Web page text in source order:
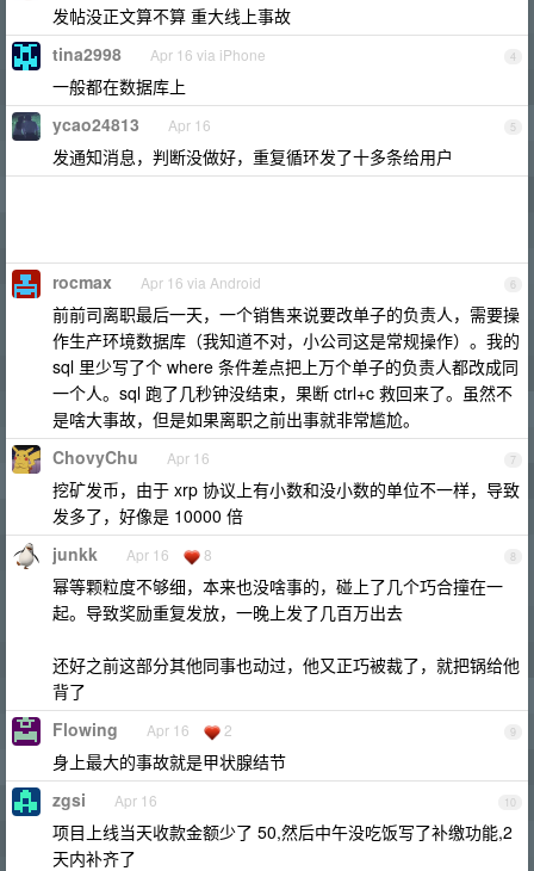
发帖没正文算不算 重大线上事故
4
tina2998 Apr 16 via iPhone
一般都在数据库上
5
ycao24813 Apr 16
发通知消息，判断没做好，重复循环发了十多条给用户
6
rocmax Apr 16 via Android
前前司离职最后一天，一个销售来说要改单子的负责人，需要操
作生产环境数据库（我知道不对，小公司这是常规操作）。我的
sql 里少写了个 where 条件差点把上万个单子的负责人都改成同
一个人。sql 跑了几秒钟没结束，果断 ctrl+c 救回来了。虽然不
是啥大事故，但是如果离职之前出事就非常尴尬。
7
ChovyChu Apr 16
挖矿发币，由于 xrp 协议上有小数和没小数的单位不一样，导致
发多了，好像是 10000 倍
8
junkk Apr 16 8
幂等颗粒度不够细，本来也没啥事的，碰上了几个巧合撞在一
起。导致奖励重复发放，一晚上发了几百万出去
还好之前这部分其他同事也动过，他又正巧被裁了，就把锅给他
背了
9
Flowing Apr 16 2
身上最大的事故就是甲状腺结节
10
zgsi Apr 16
项目上线当天收款金额少了 50,然后中午没吃饭写了补缴功能,2
天内补齐了